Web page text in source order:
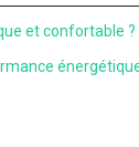
et confortable ?